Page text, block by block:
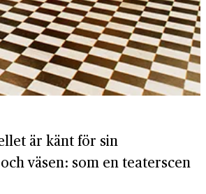
är känt för sin
väsen: som en teaterscen